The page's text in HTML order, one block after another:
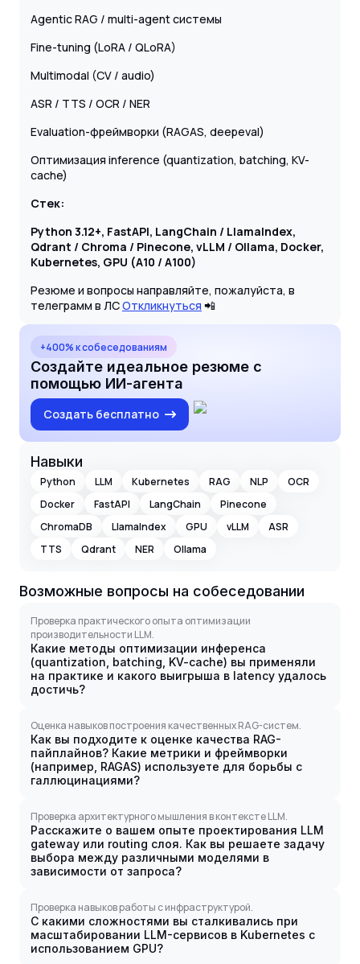
Agentic RAG / multi-agent системы
Fine-tuning (LoRA / QLoRA)
Multimodal (CV / audio)
ASR / TTS / OCR / NER
Evaluation-фреймворки (RAGAS, deepeval)
Оптимизация inference (quantization, batching, KV-
cache)
Стек:
Python 3.12+, FastAPI, LangChain / LlamaIndex,
Qdrant / Chroma / Pinecone, vLLM / Ollama, Docker,
Kubernetes, GPU (A10 / A100)
Резюме и вопросы направляйте, пожалуйста, в
телеграмм в ЛСОткликнуться 📲
+400% к собеседованиям
Создайте идеальное резюме с
помощью ИИ-агента
Создать бесплатно
Навыки
Python LLM Kubernetes RAG NLP
OCR
Docker
FastAPI LangChain
Pinecone
ChromaDB
LlamaIndex GPU vLLM
ASR
TTS
Qdrant NER Ollama
Возможные вопросы на собеседовании
Проверка практического опыта оптимизации
производительности LLM.
Какие методы оптимизации инференса
(quantization, batching, KV-cache) вы применяли
на практике и какого выигрыша в latency удалось
достичь?
Оценка навыков построения качественных RAG-систем.
Как вы подходите к оценке качества RAG-
пайплайнов? Какие метрики и фреймворки
(например, RAGAS) используете для борьбы с
галлюцинациями?
Проверка архитектурного мышления в контексте LLM.
Расскажите о вашем опыте проектирования LLM
gateway или routing слоя. Как вы решаете задачу
выбора между различными моделями в
зависимости от запроса?
Проверка навыков работы с инфраструктурой.
С какими сложностями вы сталкивались при
масштабировании LLM-сервисов в Kubernetes с
использованием GPU?